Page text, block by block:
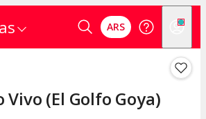
ARS
Vivo (El Golfo Goya)